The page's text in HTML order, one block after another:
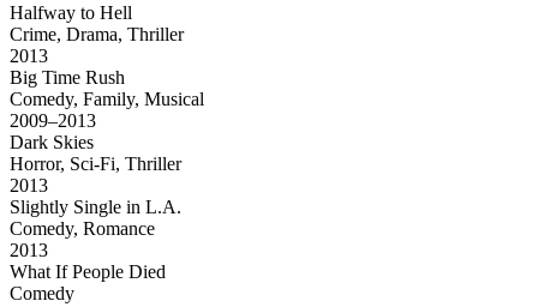
Halfway to Hell
Crime, Drama, Thriller
2013
Big Time Rush
Comedy, Family, Musical
2009–2013
Dark Skies
Horror, Sci-Fi, Thriller
2013
Slightly Single in L.A.
Comedy, Romance
2013
What If People Died
Comedy